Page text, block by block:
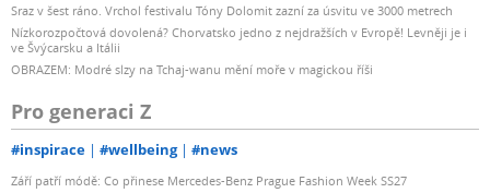
Sraz v šest ráno. Vrchol festivalu Tóny Dolomit zazní za úsvitu ve 3000 metrech
Nízkorozpočtová dovolená? Chorvatsko jedno z nejdražších v Evropě! Levněji je i
ve Švýcarsku a Itálii
OBRAZEM: Modré slzy na Tchaj-wanu mění moře v magickou říši
Pro generaci Z
#inspirace #wellbeing #news
Září patří módě: Co přinese Mercedes-Benz Prague Fashion Week SS27